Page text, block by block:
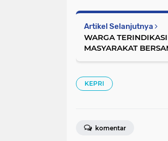
Artikel Selanjutnya
WARGA
MASYARAKAT
KEPRI
komentar